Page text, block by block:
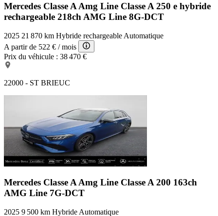
Mercedes Classe A Amg Line Classe A 250 e hybride
rechargeable 218ch AMG Line 8G-DCT
2025 21 870 km Hybride rechargeable Automatique
A partir de 522 € / mois
Prix du véhicule : 38 470 €
22000 - ST BRIEUC
Mercedes Classe A Amg Line Classe A 200 163ch
AMG Line 7G-DCT
2025 9 500 km Hybride Automatique